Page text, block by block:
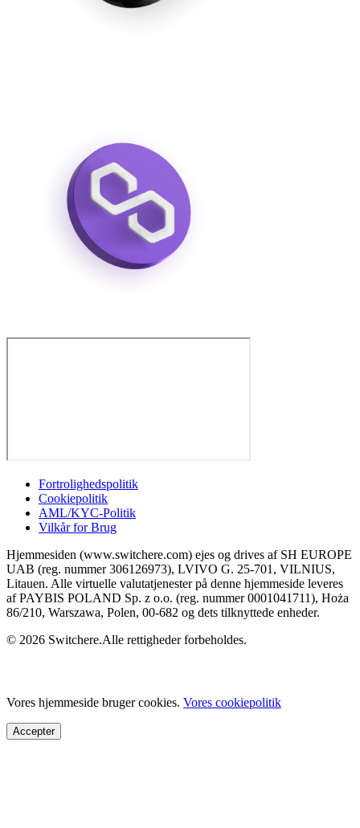
Fortrolighedspolitik
Cookiepolitik
AML/KYC-Politik
Vilkår for Brug
Hjemmesiden (www.switchere.com) ejes og drives af SH EUROPE
UAB (reg. nummer 306126973), LVIVO G. 25-701, VILNIUS,
Litauen. Alle virtuelle valutatjenester på denne hjemmeside leveres
af PAYBIS POLAND Sp. z o.o. (reg. nummer 0001041711), Hoża
86/210, Warszawa, Polen, 00-682 og dets tilknyttede enheder.
© 2026 Switchere.Alle rettigheder forbeholdes.
Vores hjemmeside bruger cookies. Vores cookiepolitik
Accepter